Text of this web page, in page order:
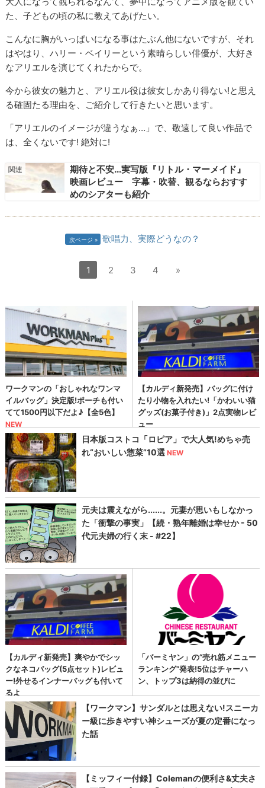
た、子どもの頃の私に教えてあげたい。
こんなに胸がいっぱいになる事はたぶん他にないですが、それ
はやはり、ハリー・ベイリーという素晴らしい俳優が、大好き
なアリエルを演じてくれたからで。
今から彼女の魅力と、アリエル役は彼女しかあり得ない!と思え
る確固たる理由を、ご紹介して行きたいと思います。
「アリエルのイメージが違うなぁ…」で、敬遠して良い作品で
は、全くないです! 絶対に!
期待と不安…実写版『リトル・マーメイド』
映画レビュー 字幕・吹替、観るならおすす
めのシアターも紹介
次ページ 歌唱力、実際どうなの？
1 2 3 4 »